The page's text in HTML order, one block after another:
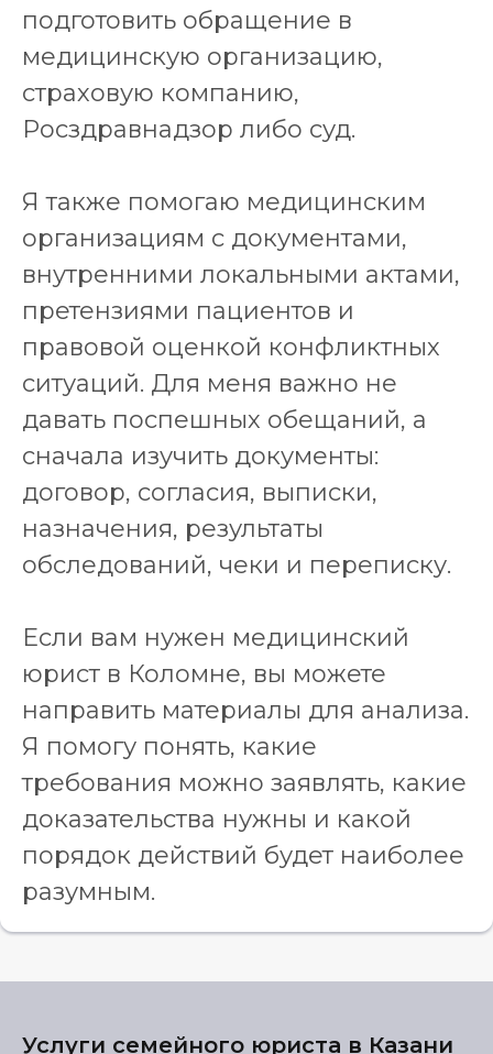
подготовить обращение в
медицинскую организацию,
страховую компанию,
Росздравнадзор либо суд.
Я также помогаю медицинским
организациям с документами,
внутренними локальными актами,
претензиями пациентов и
правовой оценкой конфликтных
ситуаций. Для меня важно не
давать поспешных обещаний, а
сначала изучить документы:
договор, согласия, выписки,
назначения, результаты
обследований, чеки и переписку.
Если вам нужен медицинский
юрист в Коломне, вы можете
направить материалы для анализа.
Я помогу понять, какие
требования можно заявлять, какие
доказательства нужны и какой
порядок действий будет наиболее
разумным.
Услуги семейного юриста в Казани